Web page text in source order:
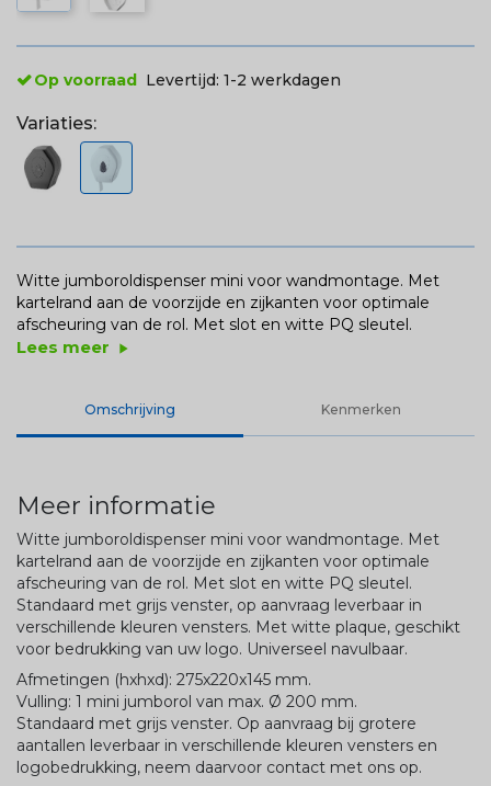
Op voorraad Levertijd: 1-2 werkdagen
Variaties:
Witte jumboroldispenser mini voor wandmontage. Met
kartelrand aan de voorzijde en zijkanten voor optimale
afscheuring van de rol. Met slot en witte PQ sleutel.
Lees meer play_arrow
Omschrijving Kenmerken
Meer informatie
Witte jumboroldispenser mini voor wandmontage. Met
kartelrand aan de voorzijde en zijkanten voor optimale
afscheuring van de rol. Met slot en witte PQ sleutel.
Standaard met grijs venster, op aanvraag leverbaar in
verschillende kleuren vensters. Met witte plaque, geschikt
voor bedrukking van uw logo. Universeel navulbaar.
Afmetingen (hxhxd): 275x220x145 mm.
Vulling: 1 mini jumborol van max. Ø 200 mm.
Standaard met grijs venster. Op aanvraag bij grotere
aantallen leverbaar in verschillende kleuren vensters en
logobedrukking, neem daarvoor contact met ons op.